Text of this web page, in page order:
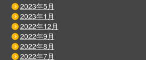
2023年5月
2023年1月
2022年12月
2022年9月
2022年8月
2022年7月